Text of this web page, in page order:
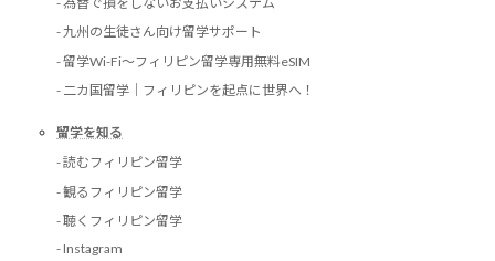
- 九州の生徒さん向け留学サポート
- 留学Wi-Fi〜フィリピン留学専用無料eSIM
- 二カ国留学｜フィリピンを起点に世界へ！
留学を知る
- 読むフィリピン留学
- 観るフィリピン留学
- 聴くフィリピン留学
- Instagram